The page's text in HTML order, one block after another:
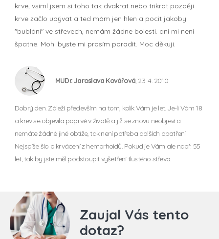
krve, vsiml jsem si toho tak dvakrat nebo trikrat později
krve začlo ubývat a ted mám jen hlen a pocit jakoby
"bublání" ve střevech, nemám žádne bolesti. ani mi neni
špatne. Mohl byste mi prosím poradit. Moc děkuji.
MUDr. Jaroslava Kovářová, 23. 4. 2010
Dobrý den. Záleží především na tom, kolik Vám je let. Je-li Vám 18
a krev se objevila poprvé v životě a již se znovu neobjeví a
nemáte žádné jiné obtíže, tak není potřeba dalších opatření.
Nejspíše šlo o krvácení z hemorhoidů. Pokud je Vám ale např. 55
let, tak by jste měl podstoupit vyšetření tlustého střeva.
Zaujal Vás tento
dotaz?